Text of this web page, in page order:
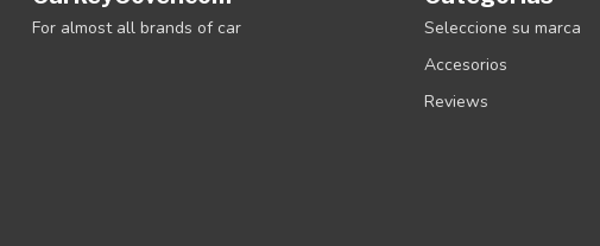
For almost all brands of car
Seleccione su marca
Accesorios
Reviews